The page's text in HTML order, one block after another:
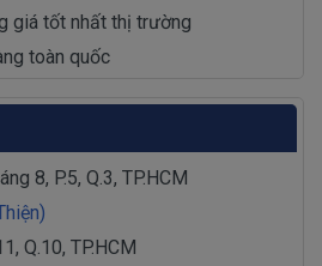
giá tốt nhất thị trường
toàn quốc
8, P.5, Q.3, TP.HCM
Q.10, TP.HCM